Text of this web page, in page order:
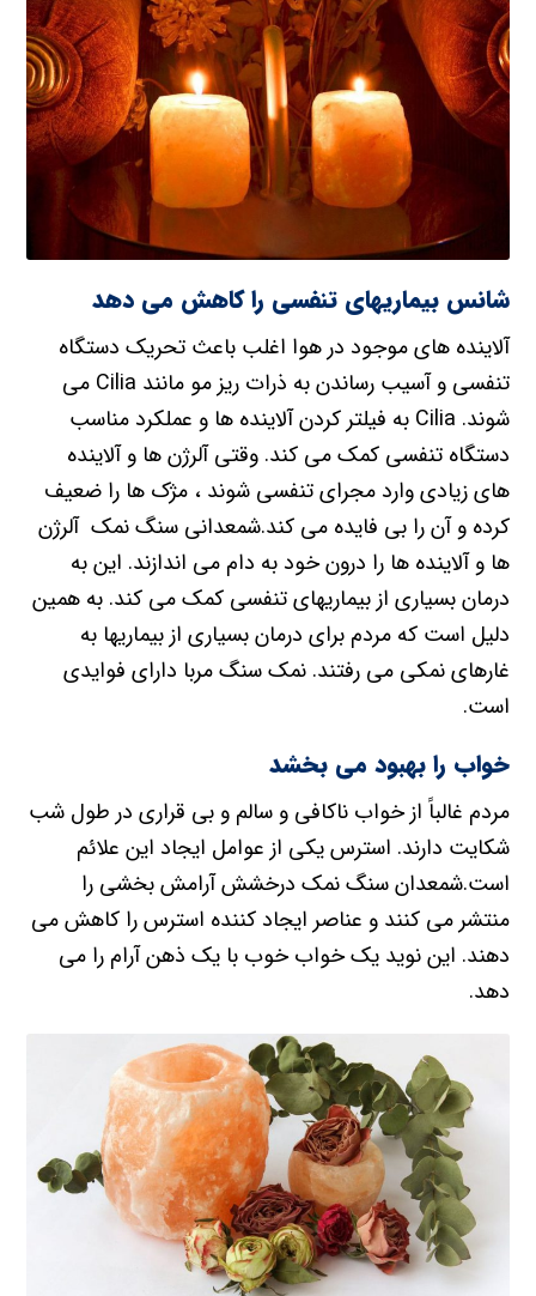
شانس بیماریهای تنفسی را کاهش می دهد
آلاینده های موجود در هوا اغلب باعث تحریک دستگاه
تنفسی و آسیب رساندن به ذرات ریز مو مانند Cilia می
شوند. Cilia به فیلتر کردن آلاینده ها و عملکرد مناسب
دستگاه تنفسی کمک می کند. وقتی آلرژن ها و آلاینده
های زیادی وارد مجرای تنفسی شوند ، مژک ها را ضعیف
کرده و آن را بی فایده می کند.شمعدانی سنگ نمک آلرژن
ها و آلاینده ها را درون خود به دام می اندازند. این به
درمان بسیاری از بیماریهای تنفسی کمک می کند. به همین
دلیل است که مردم برای درمان بسیاری از بیماریها به
غارهای نمکی می رفتند. نمک سنگ مربا دارای فوایدی
است.
خواب را بهبود می بخشد
مردم غالباً از خواب ناکافی و سالم و بی قراری در طول شب
شکایت دارند. استرس یکی از عوامل ایجاد این علائم
است.شمعدان سنگ نمک درخشش آرامش بخشی را
منتشر می کنند و عناصر ایجاد کننده استرس را کاهش می
دهند. این نوید یک خواب خوب با یک ذهن آرام را می
دهد.